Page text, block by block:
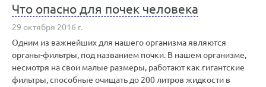
Что опасно для почек человека
29 октября 2016 г.
Одним из важнейших для нашего организма являются
органы-фильтры, под названием почки. В нашем организме,
несмотря на свои малые размеры, работают как гигантские
фильтры, способные очищать до 200 литров жидкости в